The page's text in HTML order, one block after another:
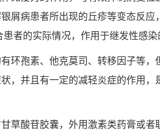
屑病患者所出现的丘疹等变态反应
者的实际情况，作用于继发性感染
环孢素、他克莫司、转移因子等，
，并且有一定的减轻炎症的作用，
草酸苷胶囊，外用激素类药膏或者